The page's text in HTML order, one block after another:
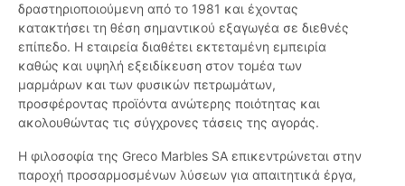
δραστηριοποιούμενη από το 1981 και έχοντας
κατακτήσει τη θέση σημαντικού εξαγωγέα σε διεθνές
επίπεδο. Η εταιρεία διαθέτει εκτεταμένη εμπειρία
καθώς και υψηλή εξειδίκευση στον τομέα των
μαρμάρων και των φυσικών πετρωμάτων,
προσφέροντας προϊόντα ανώτερης ποιότητας και
ακολουθώντας τις σύγχρονες τάσεις της αγοράς.
Η φιλοσοφία της Greco Marbles SA επικεντρώνεται στην
παροχή προσαρμοσμένων λύσεων για απαιτητικά έργα,